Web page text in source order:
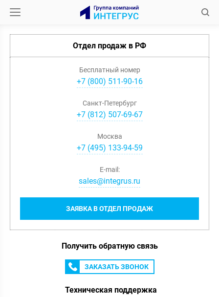
Отдел продаж в РФ
Бесплатный номер
+7 (800) 511-90-16
Санкт-Петербург
+7(812) 507-69-67
Москва
+7(495) 133-94-59
ЗАЯВКА В ОТДЕЛ ПРОДАЖ
E-mail:
sales@integrus.ru
Получить обратную связь
ЗАКАЗАТЬ ЗВОНОК
Техническая поддержка